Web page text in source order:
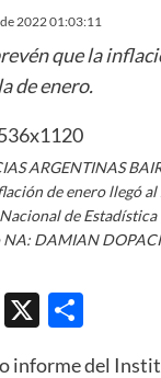
2022 01:03:11
que la
de enero.
ARGENTINAS
de enero llegó
de Estadística
NA: DAMIAN
X
informe del